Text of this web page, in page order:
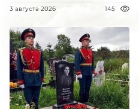
3 августа 2026 145